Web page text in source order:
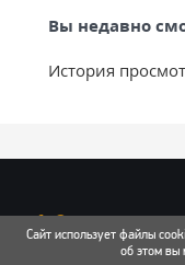
Вы недавно
История
info@mixtcar.ru
Почта для связи
Сайт использует файлы
об этом вы